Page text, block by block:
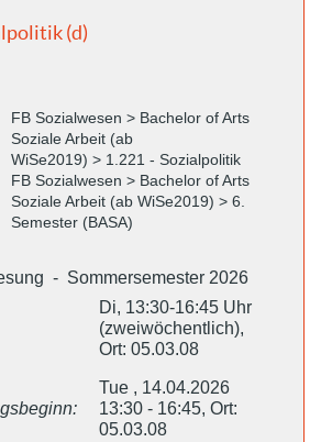
(d)
FB Sozialwesen > Bachelor of Arts
Soziale Arbeit (ab
WiSe2019) > 1.221 - Sozialpolitik
FB Sozialwesen > Bachelor of Arts
Soziale Arbeit (ab WiSe2019) > 6.
Semester (BASA)
- Sommersemester 2026
Di, 13:30-16:45 Uhr
(zweiwöchentlich),
Ort: 05.03.08
Tue , 14.04.2026
13:30 - 16:45, Ort:
05.03.08